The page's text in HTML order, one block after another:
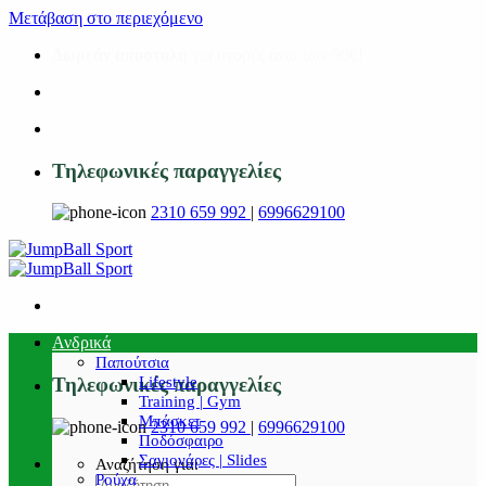
Μετάβαση στο περιεχόμενο
Τηλεφωνικές παραγγελίες
2310 659 992 | 6996629100
Τηλεφωνικές παραγγελίες
2310 659 992 | 6996629100
Αναζήτηση για:
Ανδρικά
Παπούτσια
Lifestyle
Training | Gym
Μπάσκετ
Ποδόσφαιρο
Σαγιονάρες | Slides
Ρούχα